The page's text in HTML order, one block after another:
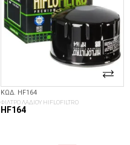
ΚΩΔ. HF164
ΦΙΛΤΡΟ ΛΑΔΙΟΥ HIFLOFILTRO
HF164